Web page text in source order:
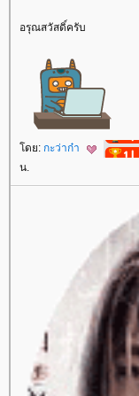
อรุณสวัสดิ์ครับ
ดย: กะว่าก๋า
น.